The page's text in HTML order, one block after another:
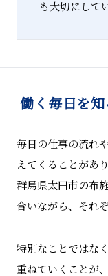
も大切にして
働く毎日を
毎日の仕事の流れ
えてくることがあり
群馬県太田市の布
合いながら、それ
特別なことではな
重ねていくことが